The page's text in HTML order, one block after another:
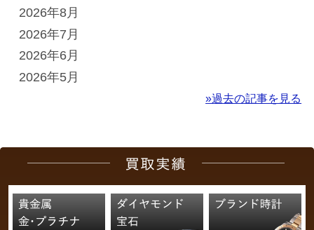
2026年8月
2026年7月
2026年6月
2026年5月
»過去の記事を見る